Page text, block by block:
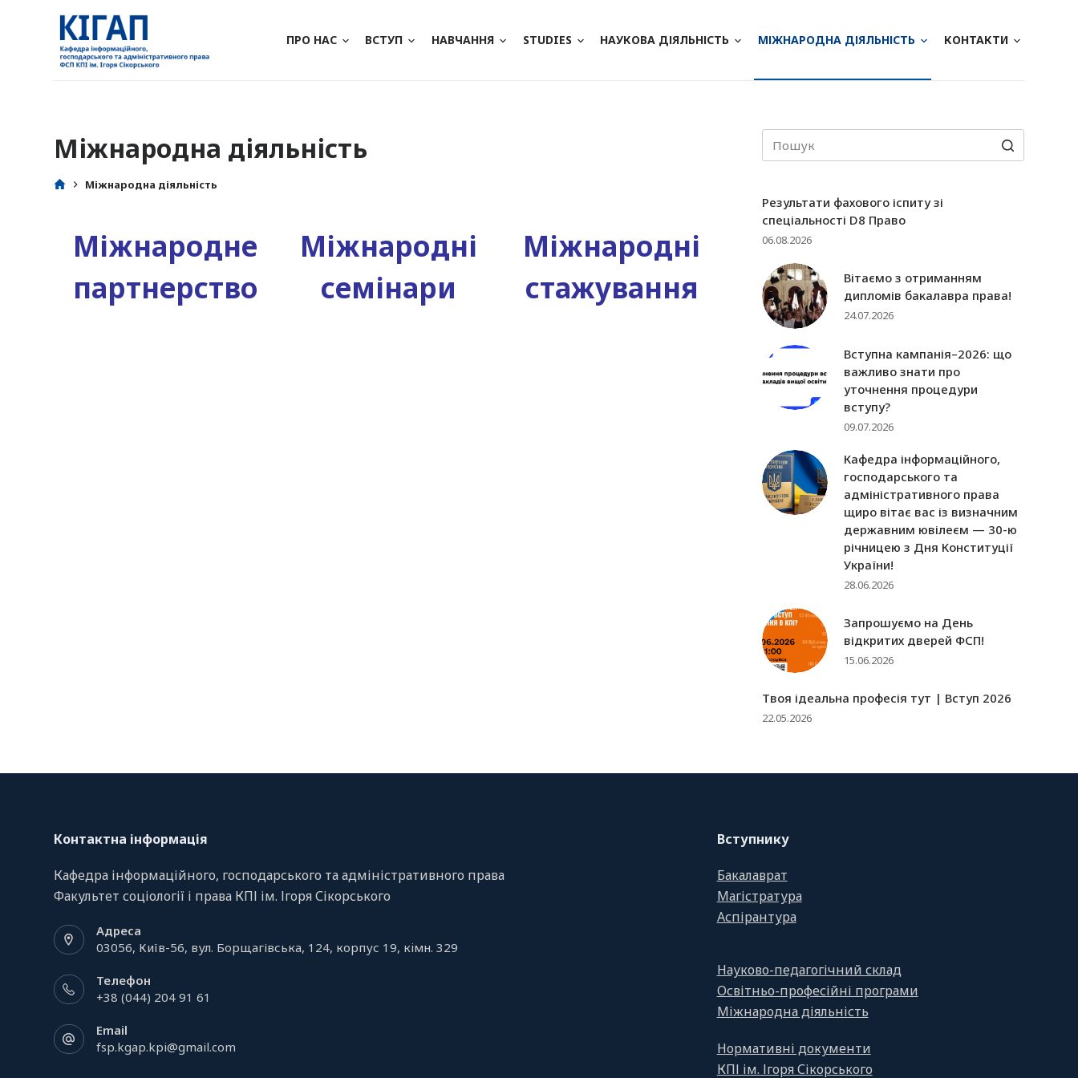
ПРО НАС ВСТУП НАВЧАННЯ STUDIES НАУКОВА ДІЯЛЬНІСТЬ МІЖНАРОДНА ДІЯЛЬНІСТЬ КОНТАКТИ
Міжнародна діяльність
Міжнародна діяльність
Міжнародне
партнерство
Міжнародні
семінари
Міжнародні
стажування
Результати фахового іспиту зі
спеціальності D8 Право
06.08.2026
Вітаємо з отриманням
дипломів бакалавра права!
24.07.2026
Вступна кампанія–2026: що
важливо знати про
уточнення процедури
вступу?
09.07.2026
Кафедра інформаційного,
господарського та
адміністративного права
щиро вітає вас із визначним
державним ювілеєм — 30-ю
річницею з Дня Конституції
України!
28.06.2026
Запрошуємо на День
відкритих дверей ФСП!
15.06.2026
Твоя ідеальна професія тут | Вступ 2026
22.05.2026
Контактна інформація
Кафедра інформаційного, господарського та адміністративного права
Факультет соціології і права КПІ ім. Ігоря Сікорського
Адреса
03056, Київ-56, вул. Борщагівська, 124, корпус 19, кiмн. 329
Телефон
+38 (044) 204 91 61
Email
fsp.kgap.kpi@gmail.com
Вступнику
Бакалаврат
Магістратура
Аспірантура
Науково-педагогічний склад
Освітньо-професійні програми
Міжнародна діяльність
Нормативні документи
КПІ ім. Ігоря Сікорського